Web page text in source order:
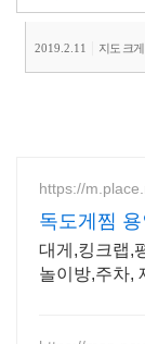
2019.2.11 지도 크
https://
독도게찜 용
대게,킹크랩,
놀이방,주차,